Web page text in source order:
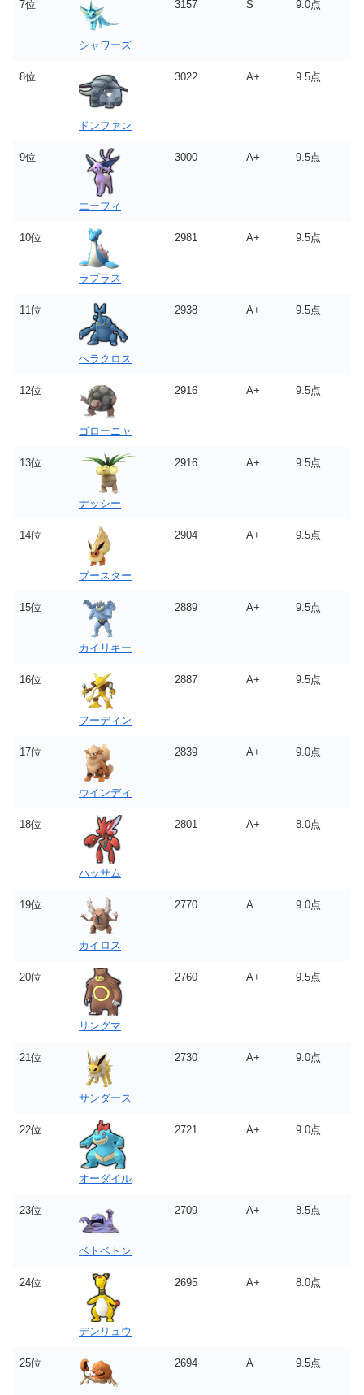
7位
シャワーズ
3157 S 9.0点
8位
ドンファン
3022 A+ 9.5点
9位
エーフィ
3000 A+ 9.5点
10位
ラプラス
2981 A+ 9.5点
11位
ヘラクロス
2938 A+ 9.5点
12位
ゴローニャ
2916 A+ 9.5点
13位
ナッシー
2916 A+ 9.5点
14位
ブースター
2904 A+ 9.5点
15位
カイリキー
2889 A+ 9.5点
16位
フーディン
2887 A+ 9.5点
17位
ウインディ
2839 A+ 9.0点
18位
ハッサム
2801 A+ 8.0点
19位
カイロス
2770 A 9.0点
20位
リングマ
2760 A+ 9.5点
21位
サンダース
2730 A+ 9.0点
22位
オーダイル
2721 A+ 9.0点
23位
ベトベトン
2709 A+ 8.5点
24位
デンリュウ
2695 A+ 8.0点
25位 2694 A 9.5点